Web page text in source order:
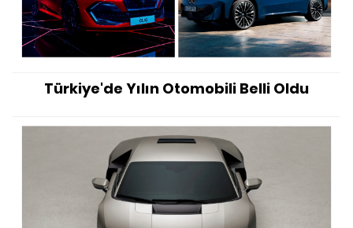
Türkiye'de Yılın Otomobili Belli Oldu